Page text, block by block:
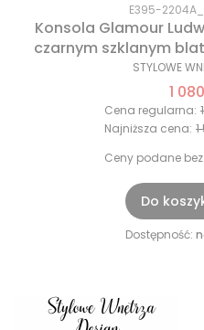
E395-
Konsola Glamour
czarnym szklanym
STYLOWE
1
Cena regularna:
Najniższa cena:
Ceny podane
Do
Dostępność: